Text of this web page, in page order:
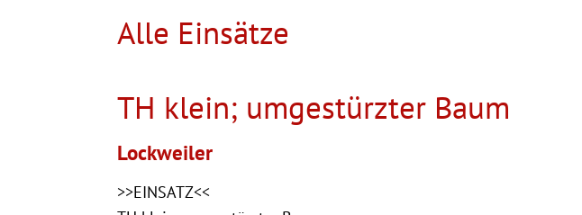
Alle Einsätze
TH klein; umgestürzter Baum
Lockweiler
>>EINSATZ<<